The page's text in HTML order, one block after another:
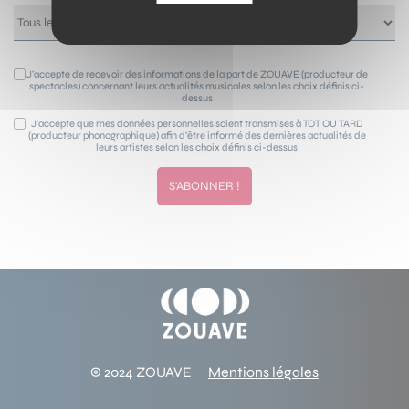
J’accepte de recevoir des informations de la part de ZOUAVE (producteur de
spectacles) concernant leurs actualités musicales selon les choix définis ci-
dessus
J’accepte que mes données personnelles soient transmises à TOT OU TARD
(producteur phonographique) afin d’être informé des dernières actualités de
leurs artistes selon les choix définis ci-dessus
© 2024 ZOUAVE Mentions légales